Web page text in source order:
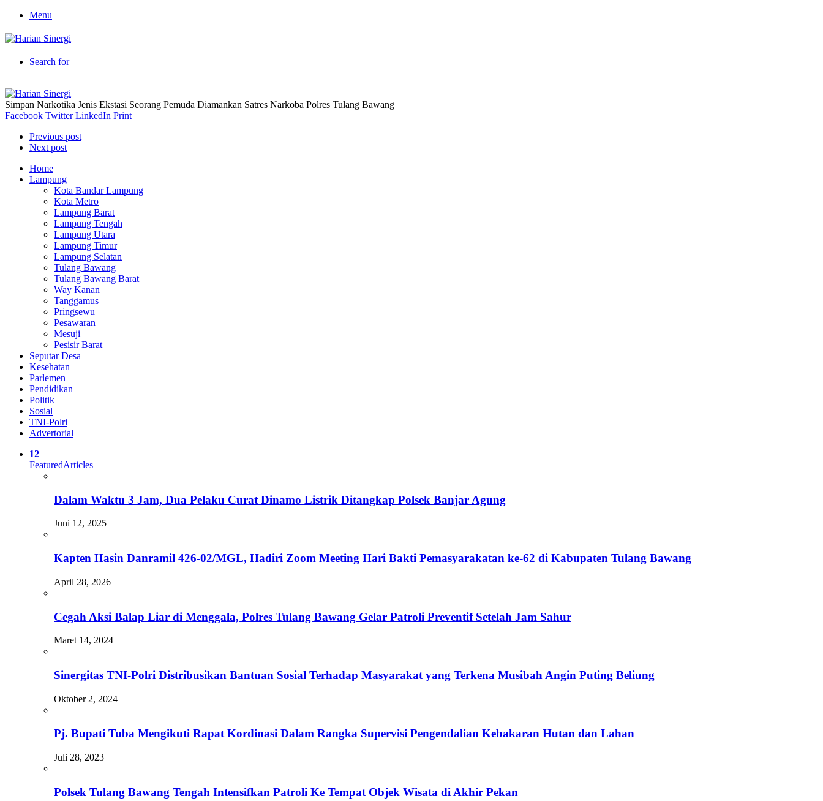
Menu
Search for
Simpan Narkotika Jenis Ekstasi Seorang Pemuda Diamankan Satres Narkoba Polres Tulang Bawang
Facebook Twitter LinkedIn Print
Previous post
Next post
Home
Lampung
Kota Bandar Lampung
Kota Metro
Lampung Barat
Lampung Tengah
Lampung Utara
Lampung Timur
Lampung Selatan
Tulang Bawang
Tulang Bawang Barat
Way Kanan
Tanggamus
Pringsewu
Pesawaran
Mesuji
Pesisir Barat
Seputar Desa
Kesehatan
Parlemen
Pendidikan
Politik
Sosial
TNI-Polri
Advertorial
12
FeaturedArticles
Dalam Waktu 3 Jam, Dua Pelaku Curat Dinamo Listrik Ditangkap Polsek Banjar Agung
Juni 12, 2025
Kapten Hasin Danramil 426-02/MGL, Hadiri Zoom Meeting Hari Bakti Pemasyarakatan ke-62 di Kabupaten Tulang Bawang
April 28, 2026
Cegah Aksi Balap Liar di Menggala, Polres Tulang Bawang Gelar Patroli Preventif Setelah Jam Sahur
Maret 14, 2024
Sinergitas TNI-Polri Distribusikan Bantuan Sosial Terhadap Masyarakat yang Terkena Musibah Angin Puting Beliung
Oktober 2, 2024
Pj. Bupati Tuba Mengikuti Rapat Kordinasi Dalam Rangka Supervisi Pengendalian Kebakaran Hutan dan Lahan
Juli 28, 2023
Polsek Tulang Bawang Tengah Intensifkan Patroli Ke Tempat Objek Wisata di Akhir Pekan